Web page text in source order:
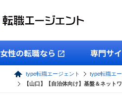
女性の転職なら 専門サ
type転職エージェント type転職エ
【山口】【自治体向け】基盤＆ネット